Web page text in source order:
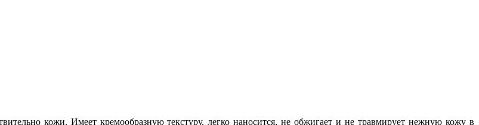
кожи. Имеет кремообразную текстуру, легко наносится, не обжигает и не травмирует нежную кожу в